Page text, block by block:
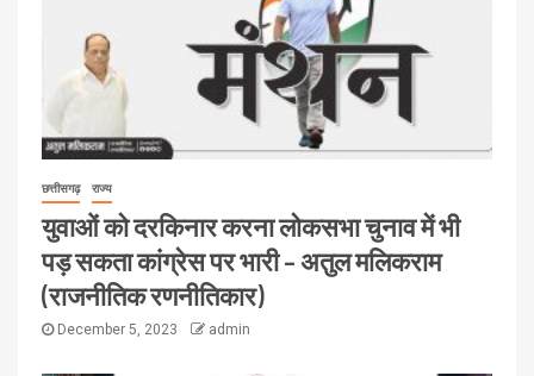
छत्तीसगढ़ राज्य
युवाओं को दरकिनार करना लोकसभा चुनाव में भी
पड़ सकता कांग्रेस पर भारी – अतुल मलिकराम
(राजनीतिक रणनीतिकार)
December 5, 2023 admin